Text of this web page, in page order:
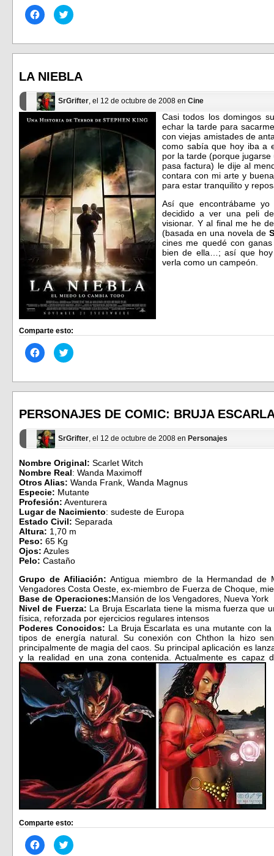
Haz
clic
en
(Se
en
una
nueva)
Haz
clic
en
(Se
en
una
nueva)
LA NIEBLA
SrGrifter , el 12 de octubre de 2008 en Cine
Casi todos los domingos
echar la tarde para
con viejas amistades de
como sabía que hoy iba a
por la tarde (porque
pasa factura) le dije al
contara con mi arte y
para estar tranquilito y
Así que encontrábame
decidido a ver una peli
visionar. Y al final me he
(basada en una novela de
cines me quedé con
bien de ella…; así que
verla como un campeón.
Comparte esto:
Haz
clic
en
(Se
en
una
nueva)
Haz
clic
en
(Se
en
una
nueva)
PERSONAJES DE COMIC: BRUJA
SrGrifter, el 12 de octubre de 2008 en Personajes
Nombre Original: Scarlet Witch
Nombre Real: Wanda Maximoff
Otros Alias: Wanda Frank, Wanda Magnus
Especie: Mutante
Profesión: Aventurera
Lugar de Nacimiento: sudeste de Europa
Estado Civil: Separada
Altura: 1,70 m
Peso: 65 Kg
Ojos: Azules
Pelo: Castaño
Grupo de Afiliación: Antigua miembro de la Hermandad de
Vengadores Costa Oeste, ex-miembro de Fuerza de Choque,
Base de Operaciones:Mansión de los Vengadores, Nueva York
Nivel de Fuerza: La Bruja Escarlata tiene la misma fuerza que
física, reforzada por ejercicios regulares intensos
Poderes Conocidos: La Bruja Escarlata es una mutante con
tipos de energía natural. Su conexión con Chthon la hizo
principalmente de magia del caos. Su principal aplicación es
y la realidad en una zona contenida. Actualmente es capaz
Comparte esto:
Haz
clic
Haz
clic